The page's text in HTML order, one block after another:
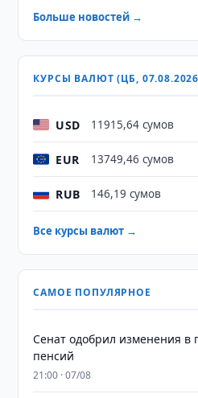
Больше новостей →
КУРСЫ ВАЛЮТ (ЦБ,
USD 11915,64 сумов
EUR 13749,46 сумов
RUB 146,19 сумов
Все курсы валют →
САМОЕ ПОПУЛЯРНОЕ
Сенат одобрил изменения в
пенсий
21:00 · 07/08